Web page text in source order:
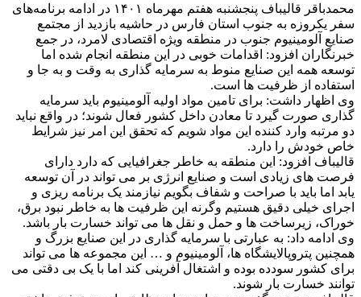
محمدباقر قالیباف پنجشنبه هفتم مهرماه ۱۴۰۱ در ادامه برنامه‌های
سفر یکروزه به جنوب استان فارس در حاشیه بازدید از مجتمع
صنایع آلومینیوم جنوب در منطقه ویژه اقتصادی لامرد، در جمع
خبرنگاران افزود: اقدامات خوبی در این منطقه انجام شده اما
توسعه همه این صنایع منوط به سرمایه گذاری به وقت و به جا و
استفاده از ظرفیت ها است.
وی اظهار داشت: برای تامین مواد اولیه آلومینیوم باید سرمایه
گذاری صورت گیرد تا معادن داخل کشور فعال شوند؛ در واقع نباید
دو مرتبه وارد کننده این مواد شویم که تحقق این امر نیز شرایط
خاص خودش را دارد.
قالیباف افزود: این منطقه به خاطر جغرافیایی که دارد دارای
فرصت های زیادی است و صنایع انرژی بر می تواند در آن توسعه
یابد اما باید با صراحت و شفاف بگویم نیازمند یک برنامه ریزی و
اجرای خیلی دقیق هستیم وگرنه این ظرفیت ها به خاطر نبود برق،
خوراک، زیرساخت ها و حمل و نقل ها می تواند خسارت بار باشد.
وی ادامه داد: به عبارتی با سرمایه گذاری در این صنایع بزرگ و
همچنین پتروپالایشگاه ها، آلومینیوم و … این مجموعه ها می تواند
برای کشور سودده بوده و اشتغال آفرینی کند اما با یک بی دقتی می
توانند خسارت بار شوند.